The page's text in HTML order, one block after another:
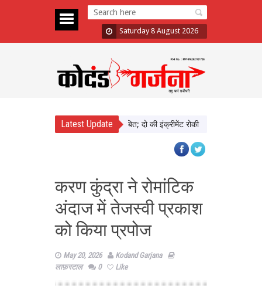
Saturday 8 August 2026
Latest Update
में दिखाई सख्ती, 3 अधिकारी निलंबित; दो की इंक्रीमेंट रोकी
करण कुंद्रा ने रोमांटिक
अंदाज में तेजस्वी प्रकाश
को किया प्रपोज
May 20, 2026
Kodand Garjana
लाफ़स्टाल
0 Like